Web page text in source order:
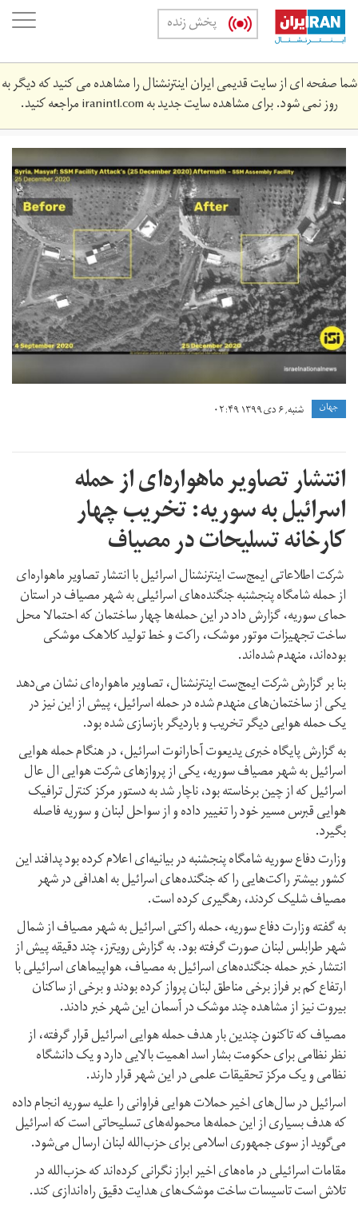
Skip
main
content
پخش زنده
شما صفحه ای از سایت قدیمی ایران اینترنشنال را مشاهده می کنید که دیگر به
روز نمی شود. برای مشاهده سایت جدید بهiranintl.comمراجعه کنید.
microsoftteams-
image.png
جهان شنبه, ۶ دی ۱۳۹۹ ۰۲:۴۹
انتشار تصاویر ماهواره‌ای از حمله
اسرائیل به سوریه: تخریب چهار
کارخانه تسلیحات در مصیاف
شرکت اطلاعاتی ایمج‌ست اینترنشنال اسرائیل با انتشار تصاویر ماهواره‌ای
از حمله شامگاه پنجشنبه جنگنده‌های اسرائیلی به شهر مصیاف در استان
حمای سوریه، گزارش داد در این حمله‌ها چهار ساختمان که احتمالا محل
ساخت تجهیزات موتور موشک، راکت و خط تولید کلاهک موشکی
بوده‌اند، منهدم شده‌اند.
بنا بر گزارش شرکت ایمج‌ست اینترنشنال، تصاویر ماهواره‌ای نشان می‌دهد
یکی از ساختمان‌های منهدم شده در حمله اسرائیل، پیش از این نیز در
یک حمله هوایی دیگر تخریب و باردیگر بازسازی شده بود.
به گزارش پایگاه خبری یدیعوت آحارانوت اسرائیل، در هنگام حمله هوایی
اسرائیل به شهر مصیاف سوریه، یکی از پروازهای شرکت هوایی ال عال
اسرائیل که از چین برخاسته بود، ناچار شد به دستور مرکز کنترل ترافیک
هوایی قبرس مسیر خود را تغییر داده و از سواحل لبنان و سوریه فاصله
بگیرد.
وزارت دفاع سوریه شامگاه پنجشنبه در بیانیه‌ای اعلام کرده بود پدافند این
کشور بیشتر راکت‌هایی را که جنگنده‌های اسرائیل به اهدافی در شهر
مصیاف شلیک کردند، رهگیری کرده است.
به گفته وزارت دفاع سوریه، حمله راکتی اسرائیل به شهر مصیاف از شمال
شهر طرابلس لبنان صورت گرفته بود. به گزارش رویترز، چند دقیقه پیش از
انتشار خبر حمله جنگنده‌های اسرائیل به مصیاف، هواپیماهای اسرائیلی با
ارتفاع کم بر فراز برخی مناطق لبنان پرواز کرده بودند و برخی از ساکنان
بیروت نیز از مشاهده چند موشک در آسمان این شهر خبر دادند.
مصیاف که تاکنون چندین بار هدف حمله هوایی اسرائیل قرار گرفته، از
نظر نظامی برای حکومت بشار اسد اهمیت بالایی دارد و یک دانشگاه
نظامی و یک مرکز تحقیقات علمی در این شهر قرار دارند.
اسرائیل در سال‌های اخیر حملات هوایی فراوانی را علیه سوریه انجام داده
که هدف بسیاری از این حمله‌ها محموله‌های تسلیحاتی است که اسرائیل
می‌گوید از سوی جمهوری اسلامی برای حزب‌الله لبنان ارسال می‌شود.
مقامات اسرائیلی در ماه‌های اخیر ابراز نگرانی کرده‌اند که حزب‌الله در
تلاش است تاسیسات ساخت موشک‌های هدایت‌ دقیق راه‌اندازی کند.